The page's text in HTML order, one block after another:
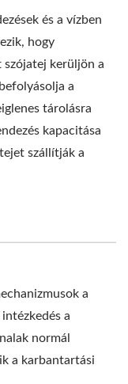
és a vízben
hogy
szójatej kerüljön a
a
tárolásra
kapacitása
szállítják a
a
a
normál
a karbantartási